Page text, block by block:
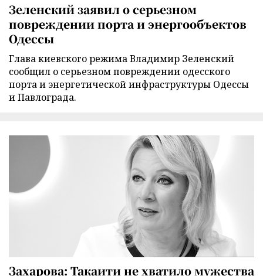
Зеленский заявил о серьезном
повреждении порта и энергообъектов
Одессы
Глава киевского режима Владимир Зеленский
сообщил о серьезном повреждении одесского
порта и энергетической инфраструктуры Одессы
и Павлограда.
Захарова: Такаити не хватило мужества